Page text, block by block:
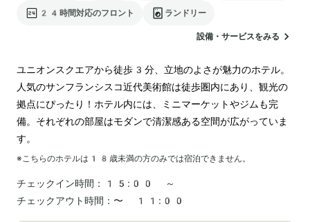
24時間対応のフロント ランドリー
設備・サービスをみる
ユニオンスクエアから徒歩3分、立地のよさが魅力のホテル。
人気のサンフランシスコ近代美術館は徒歩圏内にあり、観光の
拠点にぴったり！ホテル内には、ミニマーケットやジムも完
備。それぞれの部屋はモダンで清潔感ある空間が広がっていま
す。
※こちらのホテルは 18 歳未満の方のみでは宿泊できません。
チェックイン時間：
15:00 ～
チェックアウト時間： 〜 11:00